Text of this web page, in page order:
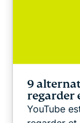
Guides
Guides sur les
9
regarder
YouTube